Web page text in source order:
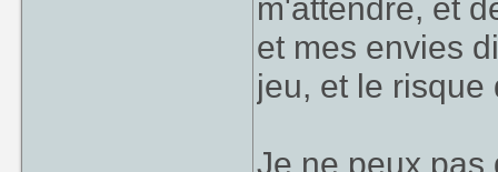
m'attendre, et
et mes envies
jeu, et le
Je ne peux pas